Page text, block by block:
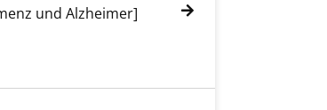
und Alzheimer]